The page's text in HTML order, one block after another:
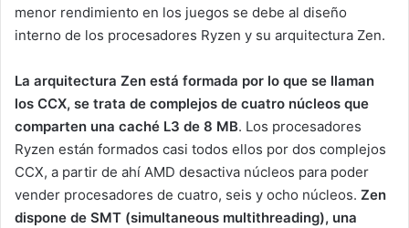
menor rendimiento en los juegos se debe al diseño
interno de los procesadores Ryzen y su arquitectura Zen.
La arquitectura Zen está formada por lo que se llaman
los CCX, se trata de complejos de cuatro núcleos que
comparten una caché L3 de 8 MB. Los procesadores
Ryzen están formados casi todos ellos por dos complejos
CCX, a partir de ahí AMD desactiva núcleos para poder
vender procesadores de cuatro, seis y ocho núcleos. Zen
dispone de SMT (simultaneous multithreading), una